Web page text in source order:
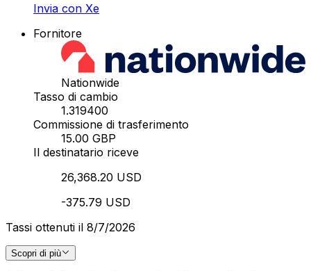
Invia con Xe
Fornitore
Nationwide
Tasso di cambio
1.319400
Commissione di trasferimento
15.00 GBP
Il destinatario riceve
26,368.20 USD
-375.79 USD
Tassi ottenuti il 8/7/2026
Scopri di più